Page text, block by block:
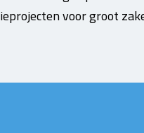
voor groot